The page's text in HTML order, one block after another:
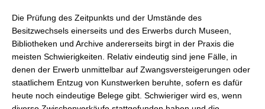
Die Prüfung des Zeitpunkts und der Umstände des
Besitzwechsels einerseits und des Erwerbs durch Museen,
Bibliotheken und Archive andererseits birgt in der Praxis die
meisten Schwierigkeiten. Relativ eindeutig sind jene Fälle, in
denen der Erwerb unmittelbar auf Zwangsversteigerungen oder
staatlichem Entzug von Kunstwerken beruhte, sofern es dafür
heute noch eindeutige Belege gibt. Schwieriger wird es, wenn